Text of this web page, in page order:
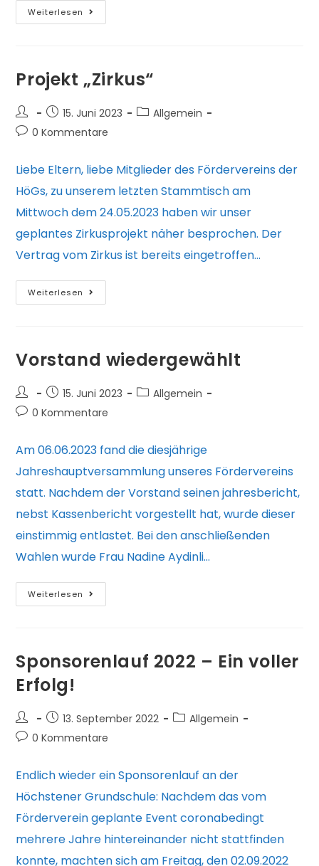
Weiterlesen
–
Grenzen
Projekt „Zirkus“
Beitrags-
Autor:
Beitrag
veröffentlicht:
15. Juni 2023
Beitrags-
Allgemein
Beitrags-
0 Kommentare
Liebe Eltern, liebe Mitglieder des Fördervereins der
HöGs, zu unserem letzten Stammtisch am
Mittwoch dem 24.05.2023 haben wir unser
geplantes Zirkusprojekt näher besprochen. Der
Vertrag vom Zirkus ist bereits eingetroffen…
Weiterlesen
„Zirkus“
Vorstand wiedergewählt
Beitrags-
Autor:
Beitrag
veröffentlicht:
15. Juni 2023
Beitrags-
Allgemein
Beitrags-
0 Kommentare
Am 06.06.2023 fand die diesjährige
Jahreshauptversammlung unseres Fördervereins
statt. Nachdem der Vorstand seinen jahresbericht,
nebst Kassenbericht vorgestellt hat, wurde dieser
einstimmig entlastet. Bei den anschließenden
Wahlen wurde Frau Nadine Aydinli…
Weiterlesen
wiedergewählt
Sponsorenlauf 2022 – Ein voller
Erfolg!
Beitrags-
Autor:
Beitrag
veröffentlicht:
13. September 2022
Beitrags-
Allgemein
Beitrags-
0 Kommentare
Endlich wieder ein Sponsorenlauf an der
Höchstener Grundschule: Nachdem das vom
Förderverein geplante Event coronabedingt
mehrere Jahre hintereinander nicht stattfinden
konnte, machten sich am Freitag, den 02.09.2022